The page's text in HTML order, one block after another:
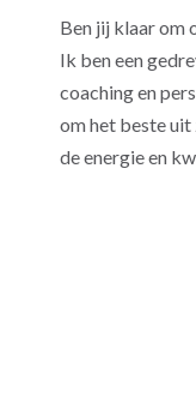
Ben jij klaar om
Ik ben een
coaching en
om het beste uit
de energie en